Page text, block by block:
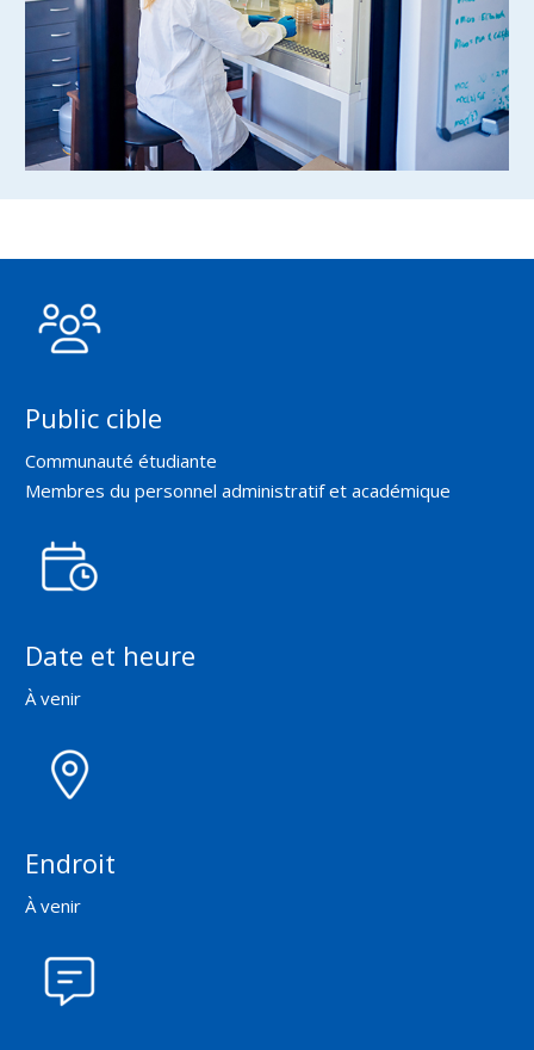
Public cible
Communauté étudiante
Membres du personnel administratif et académique
Date et heure
À venir
Endroit
À venir